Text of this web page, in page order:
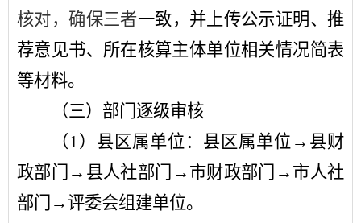
核对，确保三者一致， 并上传公示证明、推
荐意见书、所在核算主体单位相关情况简表
等材料。
（三）部门逐级审核
（ 1）县区属单位：县区属单位 → 县财
政部门
→ 县人社部门 → 市财政部门 → 市人社
部门
→ 评委会组建单位。